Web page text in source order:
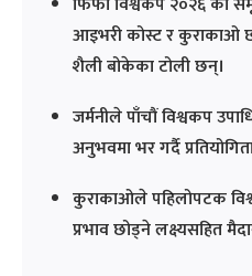
आइभरी कोस्ट र
शैली बोकेका टोली छन्।
जर्मनीले पाँचौं विश्वकप
अनुभवमा भर गर्दै
कुराकाओले पहिलोपटक
प्रभाव छोड्ने लक्ष्यसहित